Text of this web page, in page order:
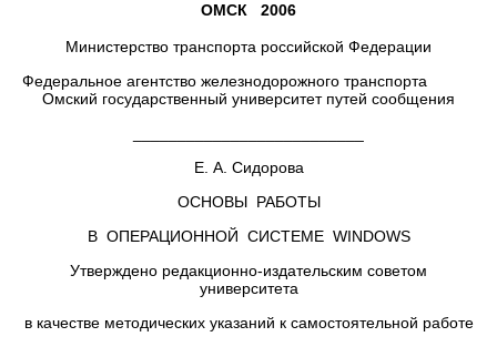
ОМСК 2006
Министерство транспорта российской Федерации
Федеральное агентство железнодорожного транспорта
Омский государственный университет путей сообщения
Е. А. Сидорова
ОСНОВЫ РАБОТЫ
В ОПЕРАЦИОННОЙ СИСТЕМЕ WINDOWS
Утверждено редакционно-издательским советом
университета
в качестве методических указаний к самостоятельной работе